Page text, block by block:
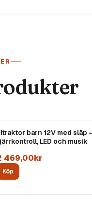
barn 12V med släp
LED och musik
469,00kr
Köp